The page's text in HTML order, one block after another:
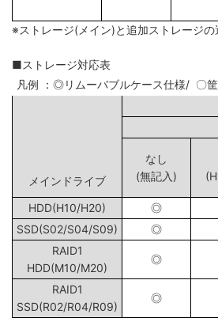
※ストレージ(メイン)と追加ストレージ
■ストレージ対応表
凡例 ：◎リムーバブルケース仕様/ 〇
メインドライブ
なし
(無記入)
HDD(H10/H20) ◎
SSD(S02/S04/S09)
◎
RAID1
HDD(M10/M20)
◎
RAID1
SSD(R02/R04/R09)
◎